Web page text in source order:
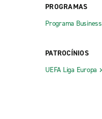
PROGRAMAS
Programa Business
PATROCÍNIOS
UEFA Liga Europa